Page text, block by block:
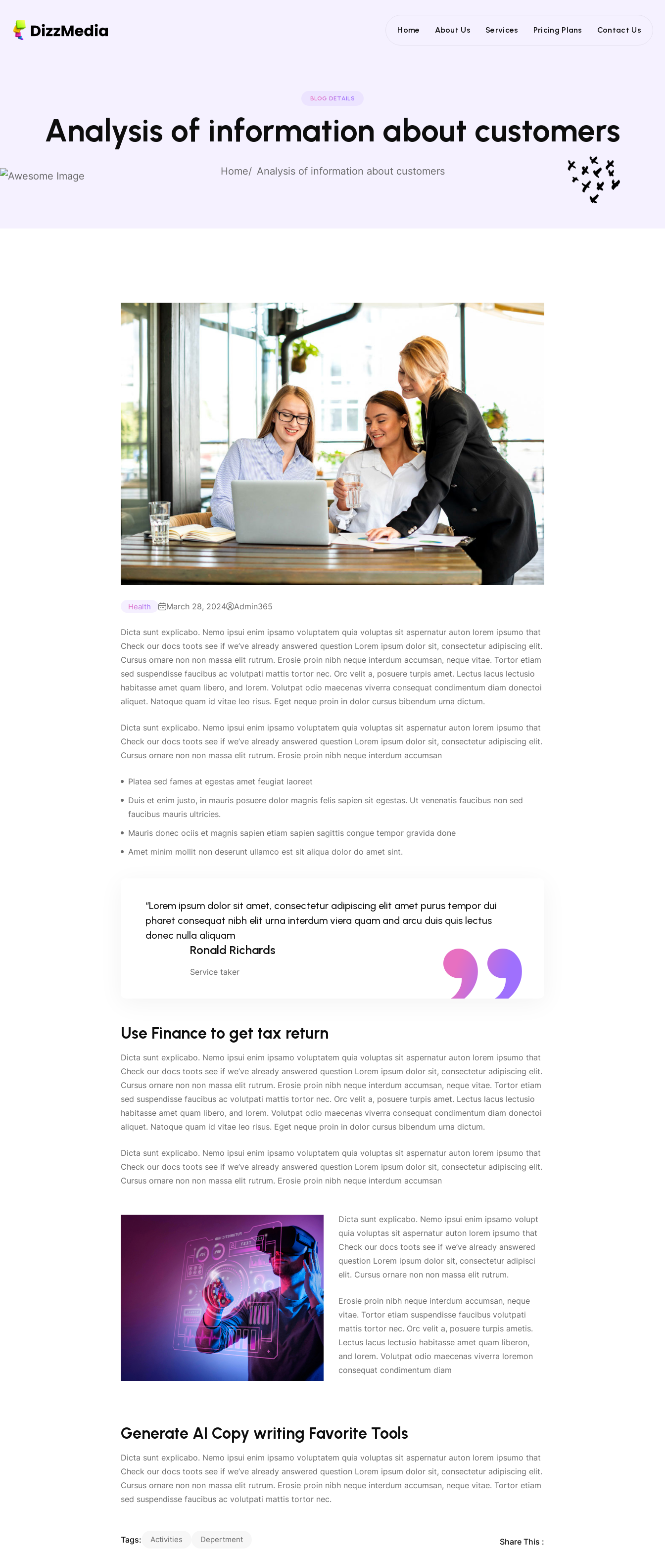
Home About Us Services Pricing Plans Contact Us
BLOG DETAILS
Analysis of information about customers
Home Analysis of information about customers
Health March 28, 2024 Admin365
Dicta sunt explicabo. Nemo ipsui enim ipsamo voluptatem quia voluptas sit aspernatur auton lorem ipsumo that
Check our docs toots see if we’ve already answered question Lorem ipsum dolor sit, consectetur adipiscing elit.
Cursus ornare non non massa elit rutrum. Erosie proin nibh neque interdum accumsan, neque vitae. Tortor etiam
sed suspendisse faucibus ac volutpati mattis tortor nec. Orc velit a, posuere turpis amet. Lectus lacus lectusio
habitasse amet quam libero, and lorem. Volutpat odio maecenas viverra consequat condimentum diam donectoi
aliquet. Natoque quam id vitae leo risus. Eget neque proin in dolor cursus bibendum urna dictum.
Dicta sunt explicabo. Nemo ipsui enim ipsamo voluptatem quia voluptas sit aspernatur auton lorem ipsumo that
Check our docs toots see if we’ve already answered question Lorem ipsum dolor sit, consectetur adipiscing elit.
Cursus ornare non non massa elit rutrum. Erosie proin nibh neque interdum accumsan
Platea sed fames at egestas amet feugiat laoreet
Duis et enim justo, in mauris posuere dolor magnis felis sapien sit egestas. Ut venenatis faucibus non sed
faucibus mauris ultricies.
Mauris donec ociis et magnis sapien etiam sapien sagittis congue tempor gravida done
Amet minim mollit non deserunt ullamco est sit aliqua dolor do amet sint.
“Lorem ipsum dolor sit amet, consectetur adipiscing elit amet purus tempor dui
pharet consequat nibh elit urna interdum viera quam and arcu duis quis lectus
donec nulla aliquam
Ronald Richards
Service taker
Use Finance to get tax return
Dicta sunt explicabo. Nemo ipsui enim ipsamo voluptatem quia voluptas sit aspernatur auton lorem ipsumo that
Check our docs toots see if we’ve already answered question Lorem ipsum dolor sit, consectetur adipiscing elit.
Cursus ornare non non massa elit rutrum. Erosie proin nibh neque interdum accumsan, neque vitae. Tortor etiam
sed suspendisse faucibus ac volutpati mattis tortor nec. Orc velit a, posuere turpis amet. Lectus lacus lectusio
habitasse amet quam libero, and lorem. Volutpat odio maecenas viverra consequat condimentum diam donectoi
aliquet. Natoque quam id vitae leo risus. Eget neque proin in dolor cursus bibendum urna dictum.
Dicta sunt explicabo. Nemo ipsui enim ipsamo voluptatem quia voluptas sit aspernatur auton lorem ipsumo that
Check our docs toots see if we’ve already answered question Lorem ipsum dolor sit, consectetur adipiscing elit.
Cursus ornare non non massa elit rutrum. Erosie proin nibh neque interdum accumsan
Dicta sunt explicabo. Nemo ipsui enim ipsamo volupt
quia voluptas sit aspernatur auton lorem ipsumo that
Check our docs toots see if we’ve already answered
question Lorem ipsum dolor sit, consectetur adipisci
elit. Cursus ornare non non massa elit rutrum.
Erosie proin nibh neque interdum accumsan, neque
vitae. Tortor etiam suspendisse faucibus volutpati
mattis tortor nec. Orc velit a, posuere turpis ametis.
Lectus lacus lectusio habitasse amet quam liberon,
and lorem. Volutpat odio maecenas viverra loremon
consequat condimentum diam
Generate AI Copy writing Favorite Tools
Dicta sunt explicabo. Nemo ipsui enim ipsamo voluptatem quia voluptas sit aspernatur auton lorem ipsumo that
Check our docs toots see if we’ve already answered question Lorem ipsum dolor sit, consectetur adipiscing elit.
Cursus ornare non non massa elit rutrum. Erosie proin nibh neque interdum accumsan, neque vitae. Tortor etiam
sed suspendisse faucibus ac volutpati mattis tortor nec.
Tags: Activities Depertment Share This :